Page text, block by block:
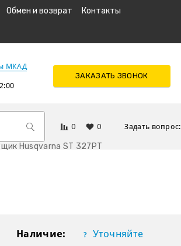
Обмен и возврат Контакты
МКАД
ЗАКАЗАТЬ ЗВОНОК
0 0 Задать вопрос:
Husqvarna ST 327PT
Наличие: Уточняйте